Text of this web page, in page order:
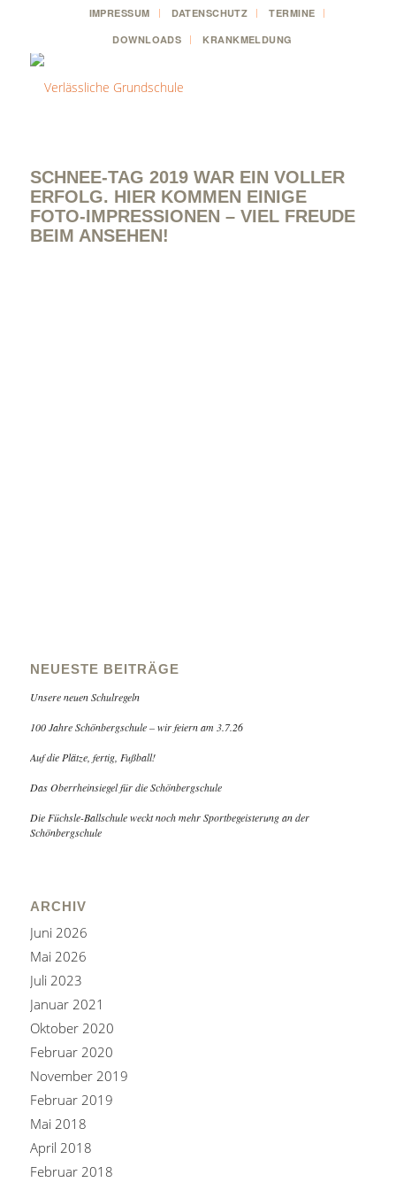
IMPRESSUM DATENSCHUTZ
TERMINE
DOWNLOADS
KRANKMELDUNG
SCHNEE-TAG 2019 WAR EIN VOLLER
ERFOLG. HIER KOMMEN EINIGE
FOTO-IMPRESSIONEN – VIEL FREUDE
BEIM ANSEHEN!
NEUESTE BEITRÄGE
Unsere neuen Schulregeln
100 Jahre Schönbergschule – wir feiern am 3.7.26
Auf die Plätze, fertig, Fußball!
Das Oberrheinsiegel für die Schönbergschule
Die Füchsle-Ballschule weckt noch mehr Sportbegeisterung an der
Schönbergschule
ARCHIV
Juni 2026
Mai 2026
Juli 2023
Januar 2021
Oktober 2020
Februar 2020
November 2019
Februar 2019
Mai 2018
April 2018
Februar 2018